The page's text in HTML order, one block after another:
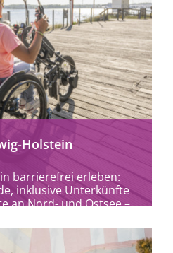
erfahren
Holstein
barrierefrei erleben:
inklusive Unterkünfte
an Nord- und Ostsee –